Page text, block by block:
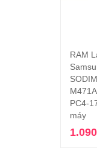
RAM
PC4-
máy